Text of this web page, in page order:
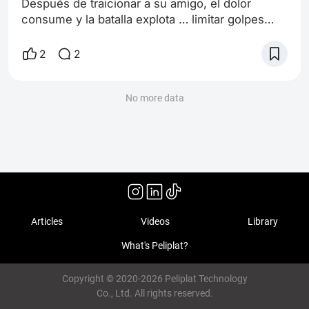
Después de traicionar a su amigo, el dolor
consume y la batalla explota … limitar golpes
steve y tony, cap y iron solo se puede
pie. la confianza está rota los colores rojos y
2 2
No more data
Articles Videos Library
What's Peliplat?
Copyright © 2020-2026 Peliplat Technology
Co., Ltd. All rights reserved.